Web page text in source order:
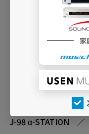
J-86 ラジオ関西
90 ABCラジオ ／
J-92 MBSラジオ
COCOLO ／ J-96
J-98 α-STATION ／
家